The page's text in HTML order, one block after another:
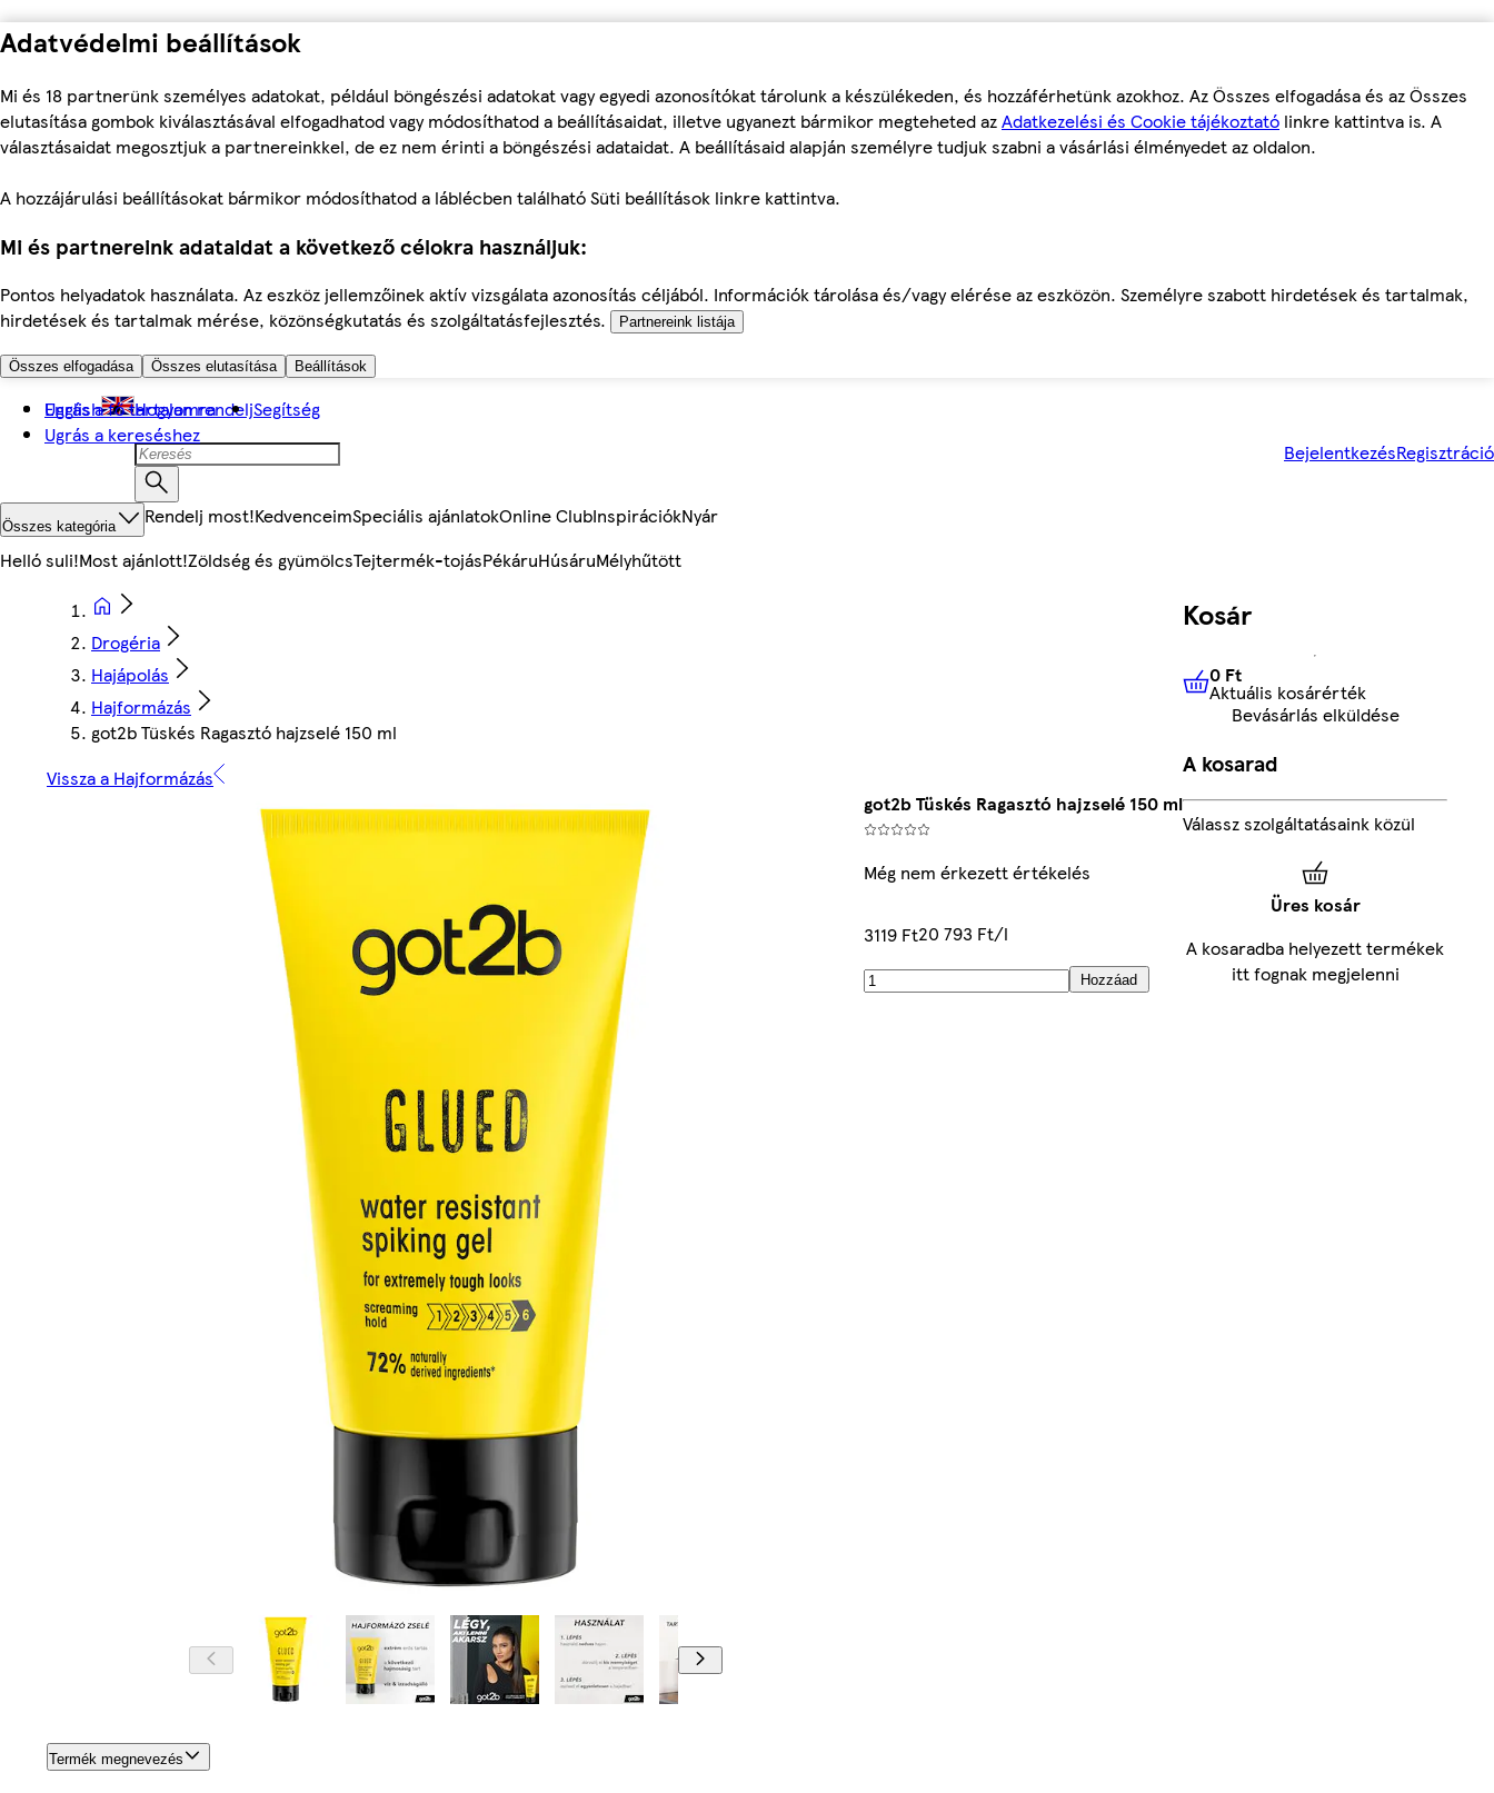
Adatvédelmi beállítások
Mi és 18 partnerünk személyes adatokat, például böngészési adatokat vagy egyedi azonosítókat tárolunk a készülékeden, és hozzáférhetünk azokhoz. Az Összes elfogadása és az Összes
elutasítása gombok kiválasztásával elfogadhatod vagy módosíthatod a beállításaidat, illetve ugyanezt bármikor megteheted azAdatkezelési és Cookie tájékoztató linkre kattintva is. A
választásaidat megosztjuk a partnereinkkel, de ez nem érinti a böngészési adataidat. A beállításaid alapján személyre tudjuk szabni a vásárlási élményedet az oldalon.
A hozzájárulási beállításokat bármikor módosíthatod a láblécben található Süti beállítások linkre kattintva.
Mi és partnereink adataidat a következő célokra használjuk:
Pontos helyadatok használata. Az eszköz jellemzőinek aktív vizsgálata azonosítás céljából. Információk tárolása és/vagy elérése az eszközön. Személyre szabott hirdetések és tartalmak,
hirdetések és tartalmak mérése, közönségkutatás és szolgáltatásfejlesztés.
Partnereink listája
Összes elfogadása Összes elutasítása Beállítások
Ugrás a fő tartalomra
Ugrás a kereséshez
English Hogyan rendeljSegítség
BejelentkezésRegisztráció
Összes kategória Rendelj most!KedvenceimSpeciális ajánlatokOnline ClubInspirációkNyár
Helló suli!Most ajánlott!Zöldség és gyümölcsTejtermék-tojásPékáruHúsáruMélyhűtött
Drogéria
Hajápolás
Hajformázás
got2b Tüskés Ragasztó hajzselé 150 ml
Vissza a Hajformázás
got2b Tüskés Ragasztó hajzselé 150 ml
Még nem érkezett értékelés
3119 Ft20 793 Ft/l
Hozzáad
Termék megnevezés
Kosár
0 FtAktuális kosárérték
0 Ft
Aktuális kosárérték
Bevásárlás elküldése
A kosarad
Válassz szolgáltatásaink közül
Üres kosár
A kosaradba helyezett termékek
itt fognak megjelenni